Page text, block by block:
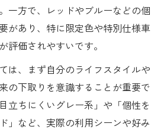
CX-5最適色を選ぶ方法
重県で流通する色の傾向とは
気のCX-5カラー選びのポイント
価なCX-5色の特徴と選び方
古市場で有利なCX-5色とは
CX-5最適色の見極め方紹介
一方で、レッドやブルーなどの個
があり、特に限定色や特別仕様車
評価されやすいです。
は、まず自分のライフスタイルや
の下取りを意識することが重要で
立ちにくいグレー系」や「個性を
」など、実際の利用シーンや好み